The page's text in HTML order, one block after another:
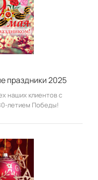
праздники 2025
наших клиентов с
летием Победы!